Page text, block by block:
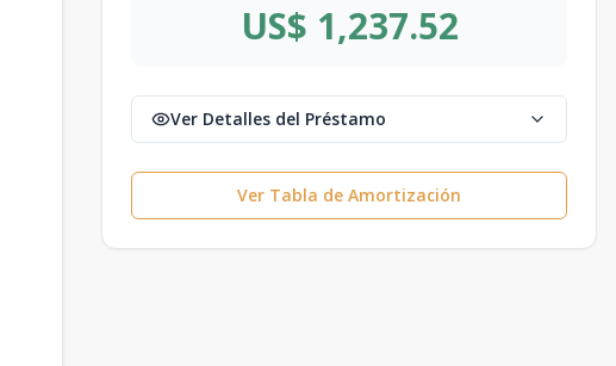
US$ 1,237.52
Ver Detalles del Préstamo
Ver Tabla de Amortización